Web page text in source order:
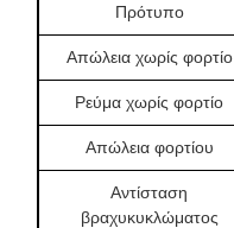
Πρότυπο
Απώλεια χωρίς φορτίο
Ρεύμα χωρίς φορτίο
Απώλεια φορτίου
Αντίσταση
βραχυκυκλώματος